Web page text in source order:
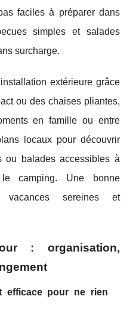
faciles à préparer dans
simples et salades
surcharge.
extérieure grâce
ou des chaises pliantes,
en famille ou entre
locaux pour découvrir
ou balades accessibles à
camping. Une bonne
vacances sereines et
: organisation,
efficace pour ne rien